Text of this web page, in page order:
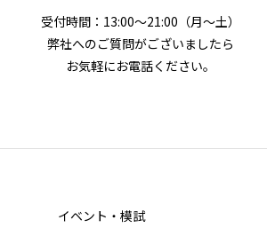
受付時間：13:00～21:00（月〜土）
弊社へのご質問がございましたら
お気軽にお電話ください。
イベント・模試